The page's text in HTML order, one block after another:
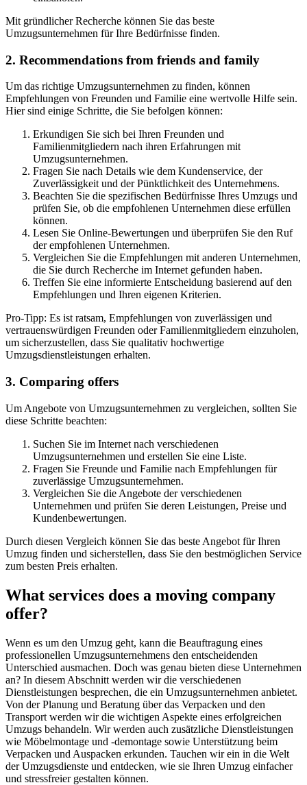
Mit gründlicher Recherche können Sie das beste
Umzugsunternehmen für Ihre Bedürfnisse finden.
2. Recommendations from friends and family
Um das richtige Umzugsunternehmen zu finden, können
Empfehlungen von Freunden und Familie eine wertvolle Hilfe sein.
Hier sind einige Schritte, die Sie befolgen können:
Erkundigen Sie sich bei Ihren Freunden und
Familienmitgliedern nach ihren Erfahrungen mit
Umzugsunternehmen.
Fragen Sie nach Details wie dem Kundenservice, der
Zuverlässigkeit und der Pünktlichkeit des Unternehmens.
Beachten Sie die spezifischen Bedürfnisse Ihres Umzugs und
prüfen Sie, ob die empfohlenen Unternehmen diese erfüllen
können.
Lesen Sie Online-Bewertungen und überprüfen Sie den Ruf
der empfohlenen Unternehmen.
Vergleichen Sie die Empfehlungen mit anderen Unternehmen,
die Sie durch Recherche im Internet gefunden haben.
Treffen Sie eine informierte Entscheidung basierend auf den
Empfehlungen und Ihren eigenen Kriterien.
Pro-Tipp: Es ist ratsam, Empfehlungen von zuverlässigen und
vertrauenswürdigen Freunden oder Familienmitgliedern einzuholen,
um sicherzustellen, dass Sie qualitativ hochwertige
Umzugsdienstleistungen erhalten.
3. Comparing offers
Um Angebote von Umzugsunternehmen zu vergleichen, sollten Sie
diese Schritte beachten:
Suchen Sie im Internet nach verschiedenen
Umzugsunternehmen und erstellen Sie eine Liste.
Fragen Sie Freunde und Familie nach Empfehlungen für
zuverlässige Umzugsunternehmen.
Vergleichen Sie die Angebote der verschiedenen
Unternehmen und prüfen Sie deren Leistungen, Preise und
Kundenbewertungen.
Durch diesen Vergleich können Sie das beste Angebot für Ihren
Umzug finden und sicherstellen, dass Sie den bestmöglichen Service
zum besten Preis erhalten.
What services does a moving company
offer?
Wenn es um den Umzug geht, kann die Beauftragung eines
professionellen Umzugsunternehmens den entscheidenden
Unterschied ausmachen. Doch was genau bieten diese Unternehmen
an? In diesem Abschnitt werden wir die verschiedenen
Dienstleistungen besprechen, die ein Umzugsunternehmen anbietet.
Von der Planung und Beratung über das Verpacken und den
Transport werden wir die wichtigen Aspekte eines erfolgreichen
Umzugs behandeln. Wir werden auch zusätzliche Dienstleistungen
wie Möbelmontage und -demontage sowie Unterstützung beim
Verpacken und Auspacken erkunden. Tauchen wir ein in die Welt
der Umzugsdienste und entdecken, wie sie Ihren Umzug einfacher
und stressfreier gestalten können.